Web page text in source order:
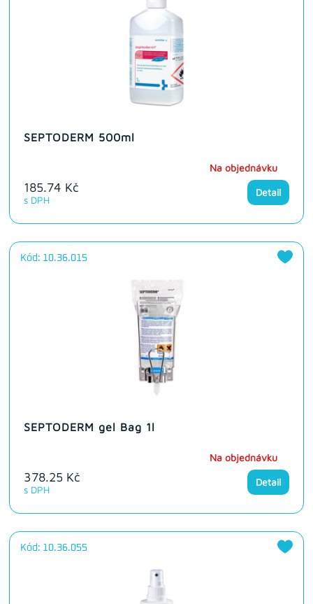
SEPTODERM 500ml
185.74 Kč
s DPH
Na objednávku
Detail
Kód: 10.36.015
SEPTODERM gel Bag 1l
378.25 Kč
s DPH
Na objednávku
Detail
Kód: 10.36.055